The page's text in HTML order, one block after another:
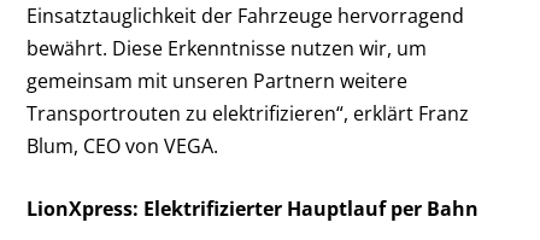
Einsatztauglichkeit der Fahrzeuge hervorragend
bewährt. Diese Erkenntnisse nutzen wir, um
gemeinsam mit unseren Partnern weitere
Transportrouten zu elektrifizieren“, erklärt Franz
Blum, CEO von VEGA.
LionXpress: Elektrifizierter Hauptlauf per Bahn